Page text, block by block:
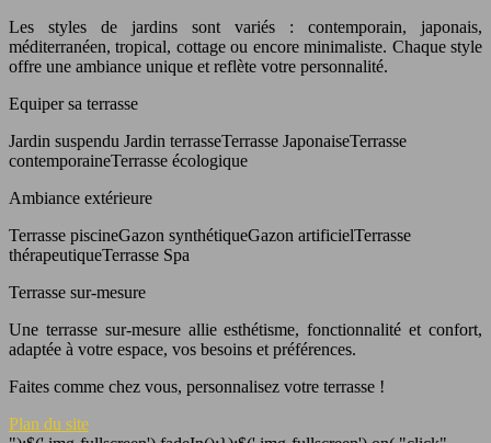
Les styles de jardins sont variés : contemporain, japonais,
méditerranéen, tropical, cottage ou encore minimaliste. Chaque style
offre une ambiance unique et reflète votre personnalité.
Equiper sa terrasse
Jardin suspendu Jardin terrasseTerrasse JaponaiseTerrasse
contemporaineTerrasse écologique
Ambiance extérieure
Terrasse piscineGazon synthétiqueGazon artificielTerrasse
thérapeutiqueTerrasse Spa
Terrasse sur-mesure
Une terrasse sur-mesure allie esthétisme, fonctionnalité et confort,
adaptée à votre espace, vos besoins et préférences.
Faites comme chez vous, personnalisez votre terrasse !
Plan du site